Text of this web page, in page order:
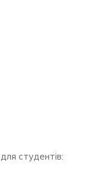
студентів: